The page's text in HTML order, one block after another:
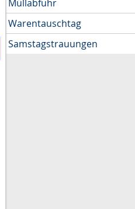
Müllabfuhr
Warentauschtag
Samstagstrauungen